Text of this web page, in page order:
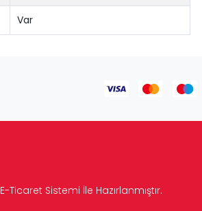
Var
E-Ticaret Sistemi İle Hazırlanmıştır.